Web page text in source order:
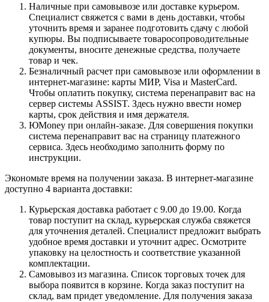
Наличные при самовывозе или доставке курьером.
Специалист свяжется с вами в день доставки, чтобы
уточнить время и заранее подготовить сдачу с любой
купюры. Вы подписываете товаросопроводительные
документы, вносите денежные средства, получаете
товар и чек.
Безналичный расчет при самовывозе или оформлении в
интернет-магазине: карты МИР, Visa и MasterCard.
Чтобы оплатить покупку, система перенаправит вас на
сервер системы ASSIST. Здесь нужно ввести номер
карты, срок действия и имя держателя.
ЮMoney при онлайн-заказе. Для совершения покупки
система перенаправит вас на страницу платежного
сервиса. Здесь необходимо заполнить форму по
инструкции.
Экономьте время на получении заказа. В интернет-магазине
доступно 4 варианта доставки:
Курьерская доставка работает с 9.00 до 19.00. Когда
товар поступит на склад, курьерская служба свяжется
для уточнения деталей. Специалист предложит выбрать
удобное время доставки и уточнит адрес. Осмотрите
упаковку на целостность и соответствие указанной
комплектации.
Самовывоз из магазина. Список торговых точек для
выбора появится в корзине. Когда заказ поступит на
склад, вам придет уведомление. Для получения заказа